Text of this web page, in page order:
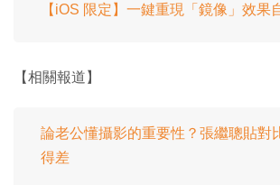
【iOS 限定】一鍵重現「鏡像」效果
【相關報道】
論老公懂攝影的重要性？張繼聰貼對
得差